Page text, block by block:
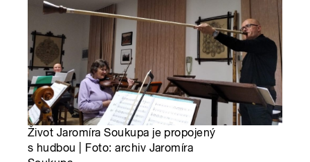
Život Jaromíra Soukupa je propojený
s hudbou | Foto: archiv Jaromíra